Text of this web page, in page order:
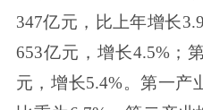
347亿元，比上年增长
653亿元，增长4.5%；
元，增长5.4%。第一产